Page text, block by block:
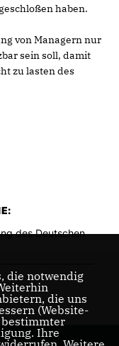
haben.
von Managern nur
sein soll, damit
zu lasten des
des Deutschen
die notwendig
die uns
(Website-
bestimmter
Ihre